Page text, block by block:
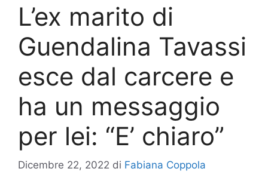
L’ex marito di
Guendalina Tavassi
esce dal carcere e
ha un messaggio
per lei: “E’ chiaro”
Dicembre 22, 2022 di Fabiana Coppola